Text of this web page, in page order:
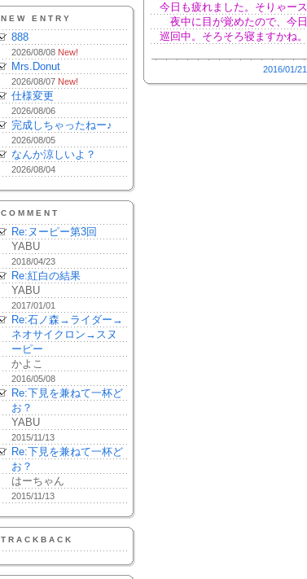
NEW ENTRY
888
2026/08/08 New!
Mrs.Donut
2026/08/07 New!
仕様変更
2026/08/06
完成しちゃったねー♪
2026/08/05
なんか涼しいよ？
2026/08/04
COMMENT
Re:ヌーピー第3回
YABU
2018/04/23
Re:紅白の結果
YABU
2017/01/01
Re:石ノ森→ライダー→
ネオサイクロン→スヌ
ーピー
かよこ
2016/05/08
Re:下見を兼ねて一杯ど
お？
YABU
2015/11/13
Re:下見を兼ねて一杯ど
お？
はーちゃん
2015/11/13
TRACKBACK
今日も疲れました。そりゃー
夜中に目が覚めたので、今
巡回中。そろそろ寝ますかね。
2016/01/